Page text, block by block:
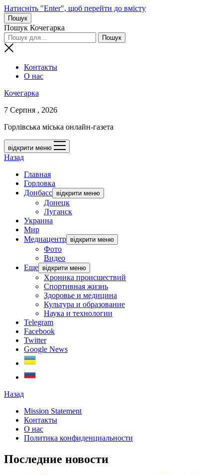
Натисніть "Enter", щоб перейти до вмісту
Пошук
Пошук Кочегарка
Контакты
О нас
Кочегарка
7 Серпня , 2026
Горлівська міська онлайн-газета
відкрити меню
Назад
Главная
Горловка
Донбасс відкрити меню
Донецк
Луганск
Украина
Мир
Медиацентр відкрити меню
Фото
Видео
Еще відкрити меню
Хроника происшествий
Спортивная жизнь
Здоровье и медицина
Культура и образование
Наука и технологии
Telegram
Facebook
Twitter
Google News
Назад
Mission Statement
Контакты
О нас
Политика конфиденциальности
Последние новости